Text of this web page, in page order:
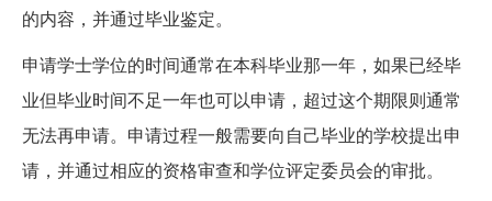
的内容，并通过毕业鉴定。
申请学士学位的时间通常在本科毕业那一年，如果已经毕
业但毕业时间不足一年也可以申请，超过这个期限则通常
无法再申请。申请过程一般需要向自己毕业的学校提出申
请，并通过相应的资格审查和学位评定委员会的审批。